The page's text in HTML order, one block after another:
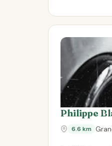
Philippe
6.6 km